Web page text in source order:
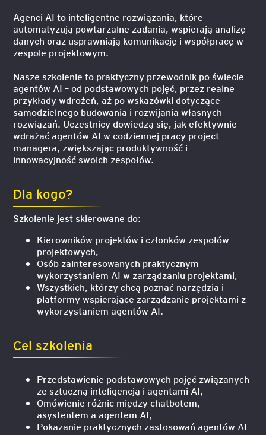
Agenci AI to inteligentne rozwiązania, które
automatyzują powtarzalne zadania, wspierają analizę
danych oraz usprawniają komunikację i współpracę w
zespole projektowym.
Nasze szkolenie to praktyczny przewodnik po świecie
agentów AI – od podstawowych pojęć, przez realne
przykłady wdrożeń, aż po wskazówki dotyczące
samodzielnego budowania i rozwijania własnych
rozwiązań. Uczestnicy dowiedzą się, jak efektywnie
wdrażać agentów AI w codziennej pracy project
managera, zwiększając produktywność i
innowacyjność swoich zespołów.
Dla kogo?
Szkolenie jest skierowane do:
Kierowników projektów i członków zespołów
projektowych,
Osób zainteresowanych praktycznym
wykorzystaniem AI w zarządzaniu projektami,
Wszystkich, którzy chcą poznać narzędzia i
platformy wspierające zarządzanie projektami z
wykorzystaniem agentów AI.
Cel szkolenia
Przedstawienie podstawowych pojęć związanych
ze sztuczną inteligencją i agentami AI,
Omówienie różnic między chatbotem,
asystentem a agentem AI,
Pokazanie praktycznych zastosowań agentów AI